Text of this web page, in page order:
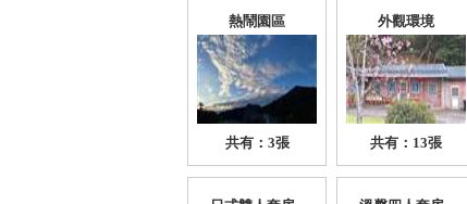
熱鬧園區
共有：3張
外觀環境
共有：13張